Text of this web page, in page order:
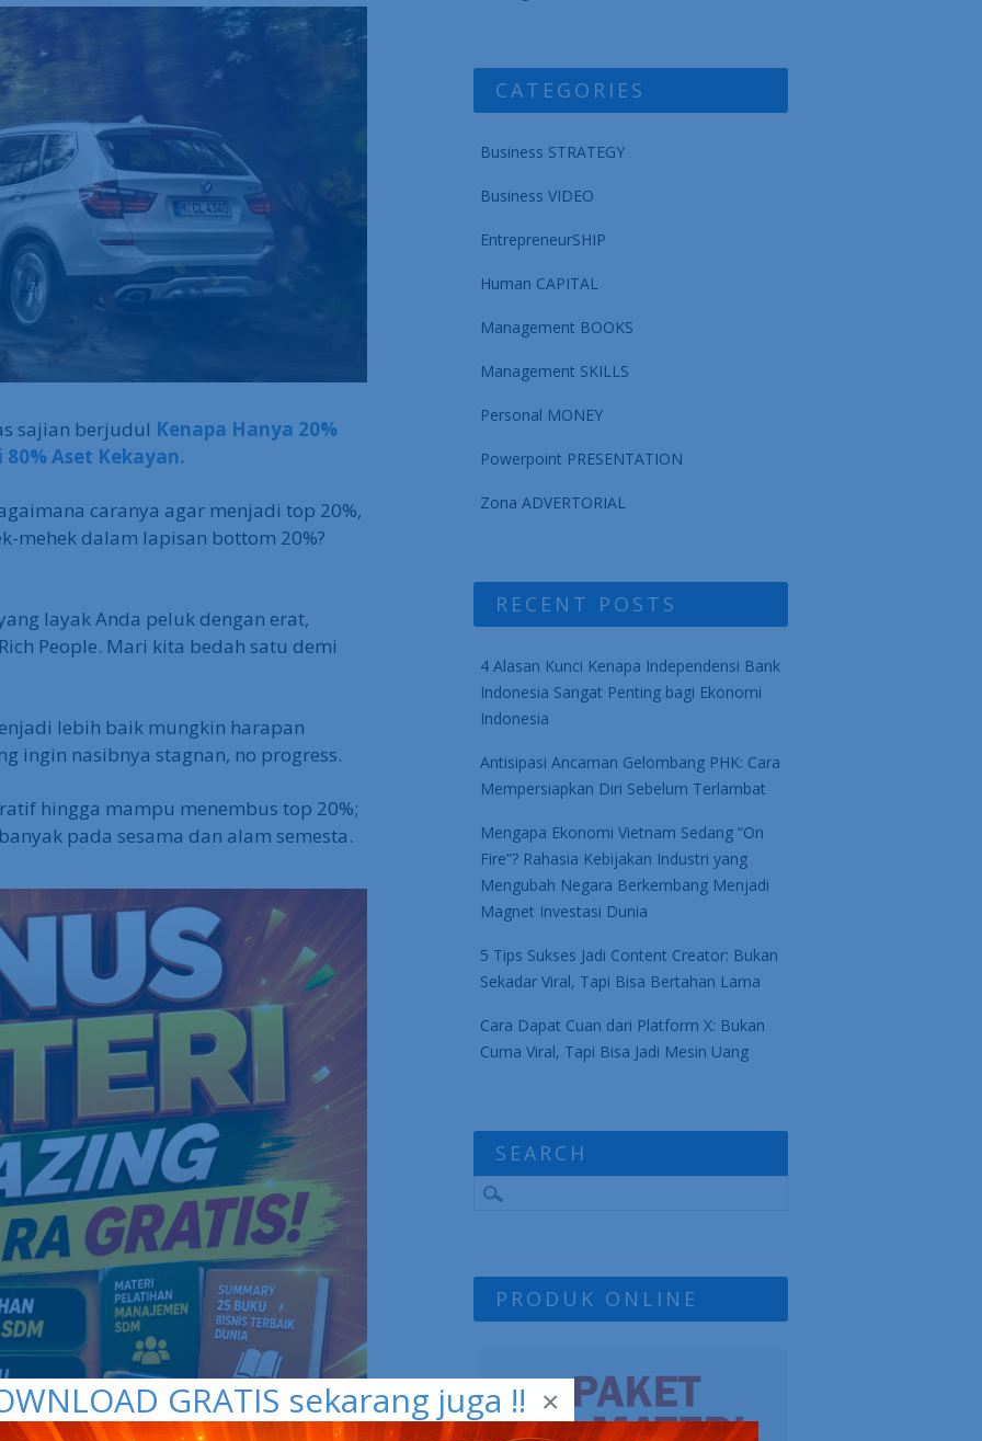
GRATIS sekarang juga !! ×
sajian berjudul Kenapa Hanya 20%
Aset Kekayan.
caranya agar menjadi top 20%,
mehek dalam lapisan bottom 20%?
layak Anda peluk dengan erat,
People. Mari kita bedah satu demi
lebih baik mungkin harapan
ingin nasibnya stagnan, no progress.
hingga mampu menembus top 20%;
pada sesama dan alam semesta.
CATEGORIES
Business STRATEGY
Business VIDEO
EntrepreneurSHIP
Human CAPITAL
Management BOOKS
Management SKILLS
Personal MONEY
Powerpoint PRESENTATION
Zona ADVERTORIAL
RECENT POSTS
4 Alasan Kunci Kenapa Independensi Bank
Indonesia Sangat Penting bagi Ekonomi
Indonesia
Antisipasi Ancaman Gelombang PHK: Cara
Mempersiapkan Diri Sebelum Terlambat
Mengapa Ekonomi Vietnam Sedang “On
Fire”? Rahasia Kebijakan Industri yang
Mengubah Negara Berkembang Menjadi
Magnet Investasi Dunia
5 Tips Sukses Jadi Content Creator: Bukan
Sekadar Viral, Tapi Bisa Bertahan Lama
Cara Dapat Cuan dari Platform X: Bukan
Cuma Viral, Tapi Bisa Jadi Mesin Uang
SEARCH
PRODUK ONLINE